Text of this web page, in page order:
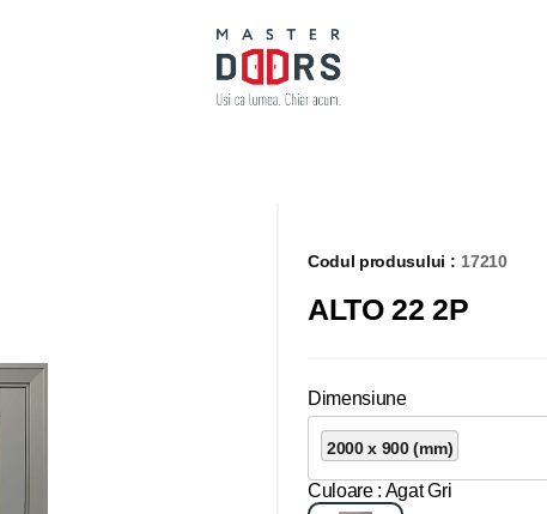
Codul produsului : 17210
ALTO 22 2P
Dimensiune
2000 x 900 (mm)
Culoare : Agat Gri